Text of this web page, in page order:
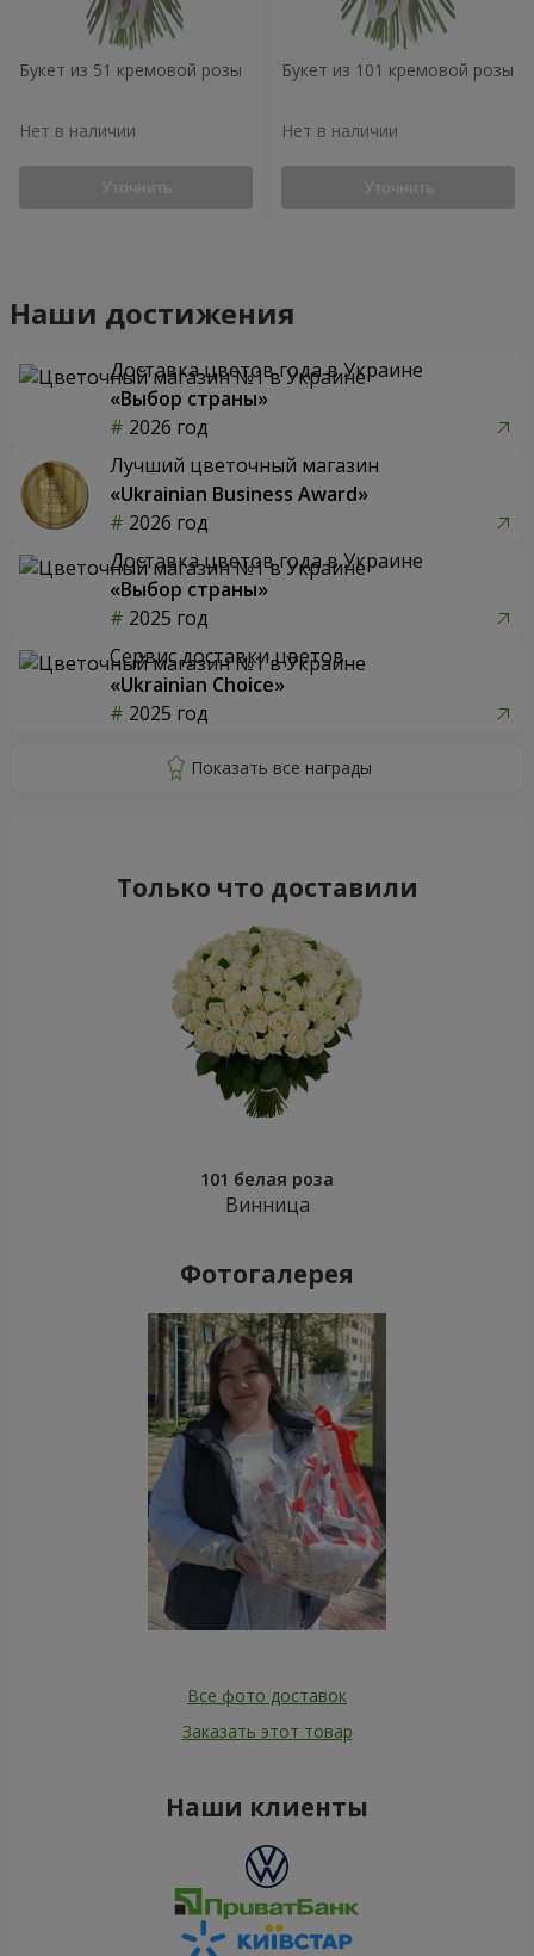
Букет из 51 кремовой розы
Нет в наличии
Уточнить
Букет из 101 кремовой розы
Нет в наличии
Уточнить
Наши достижения
Доставка цветов года в Украине
«Выбор страны»
2026 год
Лучший цветочный магазин
«Ukrainian Business Award»
2026 год
Доставка цветов года в Украине
«Выбор страны»
2025 год
Сервис доставки цветов
«Ukrainian Choice»
2025 год
Только что доставили
101 белая роза
Винница
Фотогалерея
Все фото доставок
Заказать этот товар
Наши клиенты